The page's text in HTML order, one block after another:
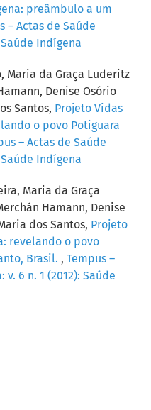
preâmbulo a um
– Actas de Saúde
Indígena
Maria da Graça Luderitz
Denise Osório
Santos, Projeto Vidas
o povo Potiguara
– Actas de Saúde
Indígena
Maria da Graça
Hamann, Denise
dos Santos, Projeto
revelando o povo
Brasil. , Tempus –
6 n. 1 (2012): Saúde